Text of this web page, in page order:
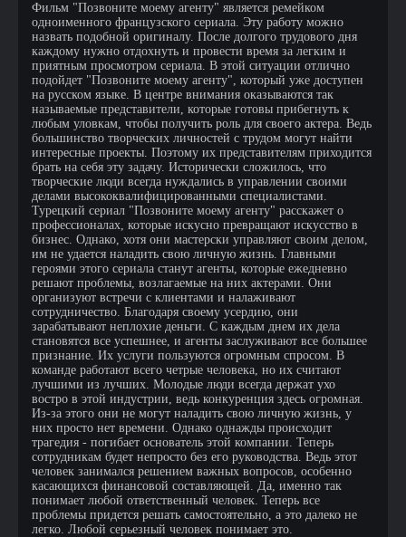
Фильм "Позвоните моему агенту" является ремейком
одноименного французского сериала. Эту работу можно
назвать подобной оригиналу. После долгого трудового дня
каждому нужно отдохнуть и провести время за легким и
приятным просмотром сериала. В этой ситуации отлично
подойдет "Позвоните моему агенту", который уже доступен
на русском языке. В центре внимания оказываются так
называемые представители, которые готовы прибегнуть к
любым уловкам, чтобы получить роль для своего актера. Ведь
большинство творческих личностей с трудом могут найти
интересные проекты. Поэтому их представителям приходится
брать на себя эту задачу. Исторически сложилось, что
творческие люди всегда нуждались в управлении своими
делами высококвалифицированными специалистами.
Турецкий сериал "Позвоните моему агенту" расскажет о
профессионалах, которые искусно превращают искусство в
бизнес. Однако, хотя они мастерски управляют своим делом,
им не удается наладить свою личную жизнь. Главными
героями этого сериала станут агенты, которые ежедневно
решают проблемы, возлагаемые на них актерами. Они
организуют встречи с клиентами и налаживают
сотрудничество. Благодаря своему усердию, они
зарабатывают неплохие деньги. С каждым днем их дела
становятся все успешнее, и агенты заслуживают все большее
признание. Их услуги пользуются огромным спросом. В
команде работают всего четрые человека, но их считают
лучшими из лучших. Молодые люди всегда держат ухо
востро в этой индустрии, ведь конкуренция здесь огромная.
Из-за этого они не могут наладить свою личную жизнь, у
них просто нет времени. Однако однажды происходит
трагедия - погибает основатель этой компании. Теперь
сотрудникам будет непросто без его руководства. Ведь этот
человек занимался решением важных вопросов, особенно
касающихся финансовой составляющей. Да, именно так
понимает любой ответственный человек. Теперь все
проблемы придется решать самостоятельно, а это далеко не
легко. Любой серьезный человек понимает это.